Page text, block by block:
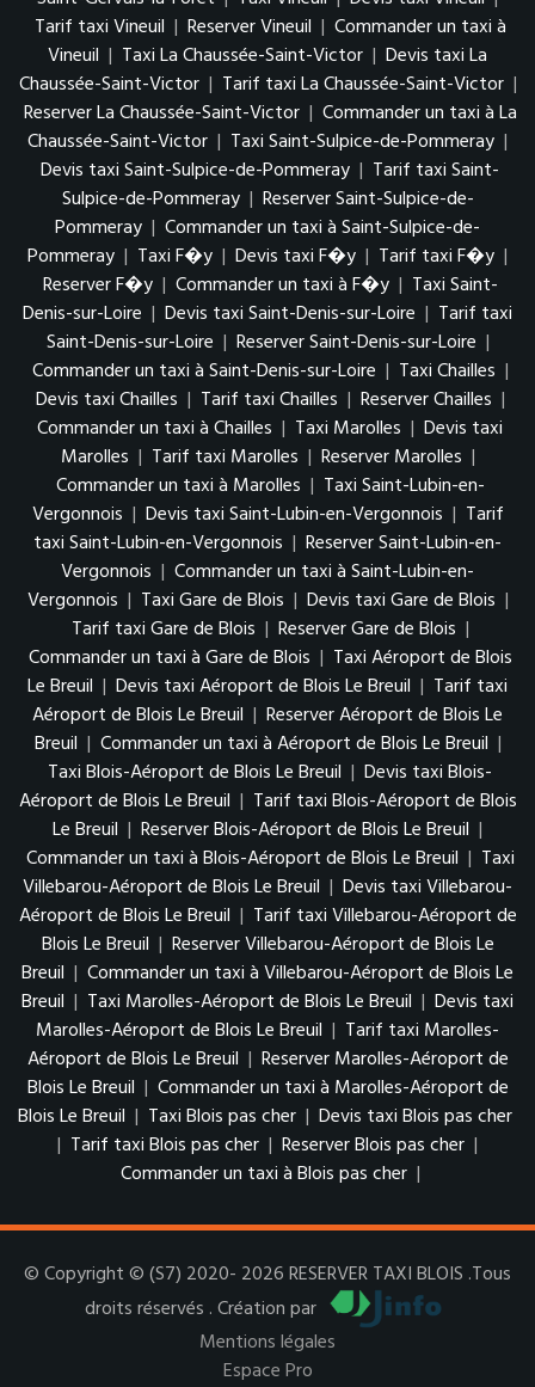
Tarif taxi Vineuil | Reserver Vineuil | Commander un taxi à
Vineuil | Taxi La Chaussée-Saint-Victor | Devis taxi La
Chaussée-Saint-Victor | Tarif taxi La Chaussée-Saint-Victor |
Reserver La Chaussée-Saint-Victor | Commander un taxi à La
Chaussée-Saint-Victor | Taxi Saint-Sulpice-de-Pommeray |
Devis taxi Saint-Sulpice-de-Pommeray | Tarif taxi Saint-
Sulpice-de-Pommeray | Reserver Saint-Sulpice-de-
Pommeray | Commander un taxi à Saint-Sulpice-de-
Pommeray | Taxi F�y | Devis taxi F�y | Tarif taxi F�y |
Reserver F�y | Commander un taxi à F�y | Taxi Saint-
Denis-sur-Loire | Devis taxi Saint-Denis-sur-Loire | Tarif taxi
Saint-Denis-sur-Loire | Reserver Saint-Denis-sur-Loire |
Commander un taxi à Saint-Denis-sur-Loire | Taxi Chailles |
Devis taxi Chailles | Tarif taxi Chailles | Reserver Chailles |
Commander un taxi à Chailles | Taxi Marolles | Devis taxi
Marolles | Tarif taxi Marolles | Reserver Marolles |
Commander un taxi à Marolles | Taxi Saint-Lubin-en-
Vergonnois | Devis taxi Saint-Lubin-en-Vergonnois | Tarif
taxi Saint-Lubin-en-Vergonnois | Reserver Saint-Lubin-en-
Vergonnois | Commander un taxi à Saint-Lubin-en-
Vergonnois | Taxi Gare de Blois | Devis taxi Gare de Blois |
Tarif taxi Gare de Blois | Reserver Gare de Blois |
Commander un taxi à Gare de Blois | Taxi Aéroport de Blois
Le Breuil | Devis taxi Aéroport de Blois Le Breuil | Tarif taxi
Aéroport de Blois Le Breuil | Reserver Aéroport de Blois Le
Breuil | Commander un taxi à Aéroport de Blois Le Breuil |
Taxi Blois-Aéroport de Blois Le Breuil | Devis taxi Blois-
Aéroport de Blois Le Breuil | Tarif taxi Blois-Aéroport de Blois
Le Breuil | Reserver Blois-Aéroport de Blois Le Breuil |
Commander un taxi à Blois-Aéroport de Blois Le Breuil | Taxi
Villebarou-Aéroport de Blois Le Breuil | Devis taxi Villebarou-
Aéroport de Blois Le Breuil | Tarif taxi Villebarou-Aéroport de
Blois Le Breuil | Reserver Villebarou-Aéroport de Blois Le
Breuil | Commander un taxi à Villebarou-Aéroport de Blois Le
Breuil | Taxi Marolles-Aéroport de Blois Le Breuil | Devis taxi
Marolles-Aéroport de Blois Le Breuil | Tarif taxi Marolles-
Aéroport de Blois Le Breuil | Reserver Marolles-Aéroport de
Blois Le Breuil | Commander un taxi à Marolles-Aéroport de
Blois Le Breuil | Taxi Blois pas cher | Devis taxi Blois pas cher
| Tarif taxi Blois pas cher | Reserver Blois pas cher |
Commander un taxi à Blois pas cher |
© Copyright © (S7) 2020- 2026 RESERVER TAXI BLOIS .Tous
droits réservés . Création par
Mentions légales
Espace Pro